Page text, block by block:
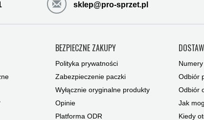
sklep@pro-sprzet.pl
BEZPIECZNE ZAKUPY
Polityka prywatności
Zabezpieczenie paczki
Wyłącznie oryginalne produkty
Opinie
Platforma ODR
Odbiór
Odbiór
Jak
Kiedy